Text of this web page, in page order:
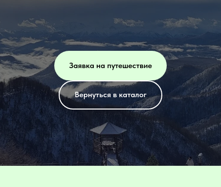
Заявка на путешествие
Вернуться в каталог